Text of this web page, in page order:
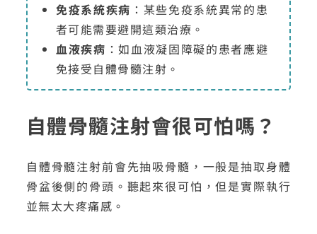
免疫系統疾病 ：某些免疫系統異常的患
者可能需要避開這類治療。
血液疾病 ：如血液凝固障礙的患者應避
免接受自體骨髓注射。
自體骨髓注射會很可怕嗎？
自體骨髓注射前會先抽吸骨髓，一般是抽取身體
骨盆後側的骨頭。聽起來很可怕，但是實際執行
並無太大疼痛感。